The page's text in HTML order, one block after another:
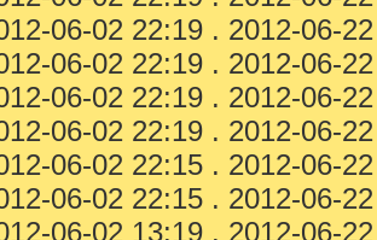
06-02 22:19 . 2012-06-
06-02 22:19 . 2012-06-
06-02 22:19 . 2012-06-
06-02 22:19 . 2012-06-
06-02 22:15 . 2012-06-
06-02 22:15 . 2012-06-
06-02 13:19 . 2012-06-